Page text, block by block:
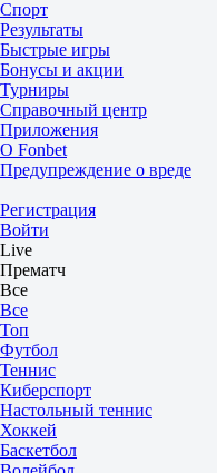
Спорт
Результаты
Быстрые игры
Бонусы и акции
Турниры
Справочный центр
Приложения
О Fonbet
Предупреждение о вреде
Регистрация
Войти
Live
Прематч
Все
Все
Топ
Футбол
Теннис
Киберспорт
Настольный теннис
Хоккей
Баскетбол